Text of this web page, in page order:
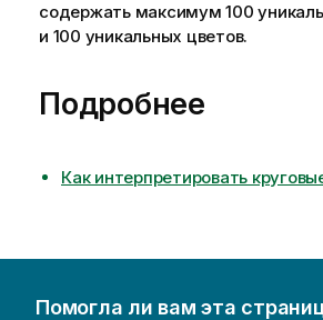
содержать максимум 100
и 100 уникальных цветов.
Подробнее
Как интерпретировать
Помогла ли вам эта